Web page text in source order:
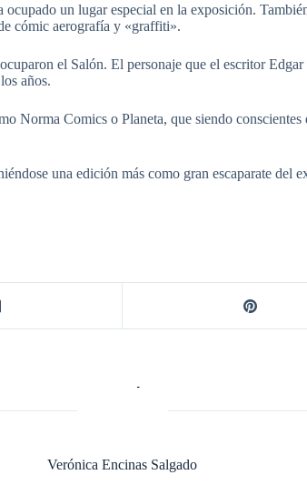
un lugar especial en la exposición.
cómic aerografía y «graffiti».
el Salón. El personaje que el escritor
años.
Norma Comics o Planeta, que siendo
una edición más como gran escaparate del
Verónica Encinas Salgado